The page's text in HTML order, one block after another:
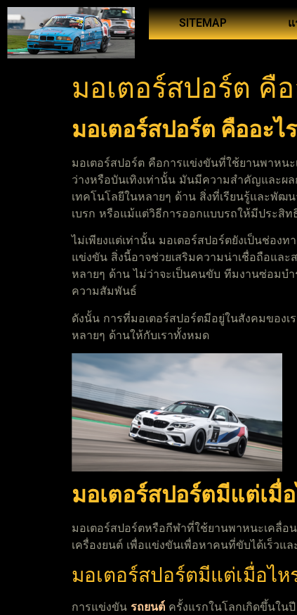
SITEMAP แ
มอเตอร์สปอร์ต คื
มอเตอร์สปอร์ต คืออะ
มอเตอร์สปอร์ต คือการแข่งขันที่ใช้ยานพาหนะ
ว่างหรือบันเทิงเท่านั้น มันมีความสำคัญและผ
เทคโนโลยีในหลายๆ ด้าน สิ่งที่เรียนรู้และพัฒ
เบรก หรือแม้แต่วิธีการออกแบบรถให้มีประสิ
ไม่เพียงแต่เท่านั้น มอเตอร์สปอร์ตยังเป็นช่อง
แข่งขัน สิ่งนี้อาจช่วยเสริมความน่าเชื่อถือแล
หลายๆ ด้าน ไม่ว่าจะเป็นคนขับ ทีมงานซ่อมบ
ความสัมพันธ์
ดังนั้น การที่มอเตอร์สปอร์ตมีอยู่ในสังคมของ
หลายๆ ด้านให้กับเราทั้งหมด
มอเตอร์สปอร์ตมีแต่เมื่
มอเตอร์สปอร์ตหรือกีฬาที่ใช้ยานพาหนะเคลื่อ
เครื่องยนต์ เพื่อแข่งขันเพื่อหาคนที่ขับได้เร็วแ
มอเตอร์สปอร์ตมีแต่เมื่อไห
การแข่งขัน รถยนต์ ครั้งแรกในโลกเกิดขึ้นใน